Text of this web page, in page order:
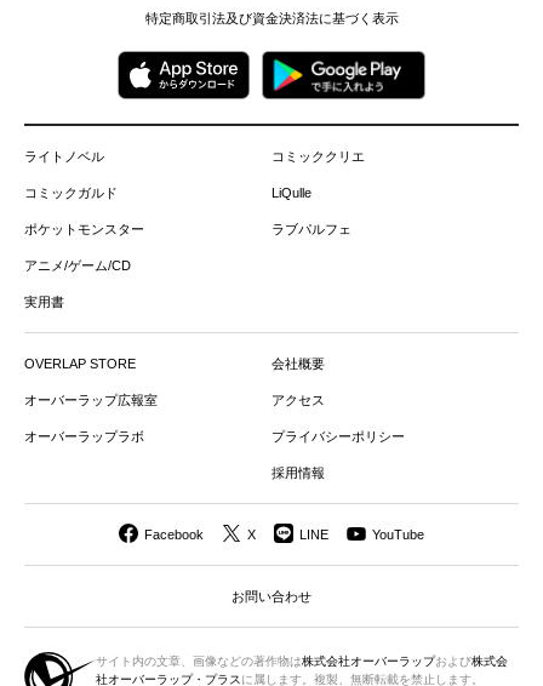
特定商取引法及び資金決済法に基づく表示
ライトノベル
コミックガルド
ポケットモンスター
アニメ/ゲーム/CD
実用書
コミッククリエ
LiQulle
ラブパルフェ
OVERLAP STORE
オーバーラップ広報室
オーバーラップラボ
会社概要
アクセス
プライバシーポリシー
採用情報
Facebook X LINE YouTube
お問い合わせ
サイト内の文章、画像などの著作物は株式会社オーバーラップおよび株式会
社オーバーラップ・プラス に属します。複製、無断転載を禁止します。